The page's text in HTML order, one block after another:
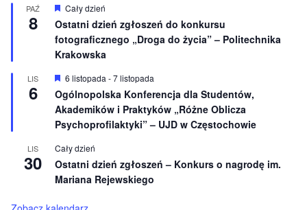
n
o
n
e
PAŹ
8
W
r
ó
ż
n
i
o
n
e
Cały dzień
Ostatni dzień zgłoszeń do konkursu
fotograficznego „Droga do życia” – Politechnika
Krakowska
LIS
6
W
r
ó
ż
n
o
n
e
6 listopada -7 listopada
Ogólnopolska Konferencja dla Studentów,
Akademików i Praktyków „Różne Oblicza
Psychoprofilaktyki” – UJD w Częstochowie
LIS
30
Cały dzień
Ostatni dzień zgłoszeń – Konkurs o nagrodę im.
Mariana Rejewskiego